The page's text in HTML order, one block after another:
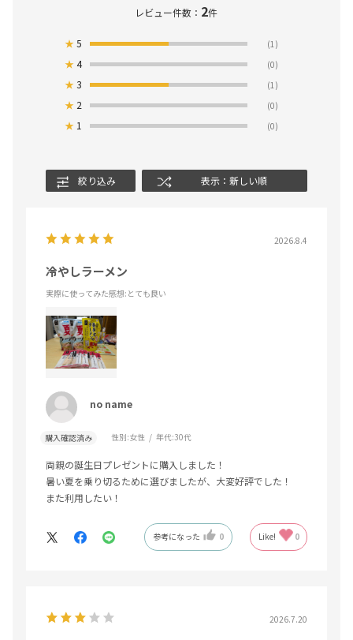
レビュー件数： 2件
★5 (1)
★4 (0)
★3 (1)
★ 2 (0)
★ 1 (0)
絞り込み 表示：新しい順
2026.8.4
冷やしラーメン
実際に使ってみた感想:とても良い
no name
購入確認済み 性別:女性 年代:30代
両親の誕生日プレゼントに購入しました！
暑い夏を乗り切るために選びましたが、大変好評でした！
また利用したい！
参考になった 0 Like! 0
2026.7.20